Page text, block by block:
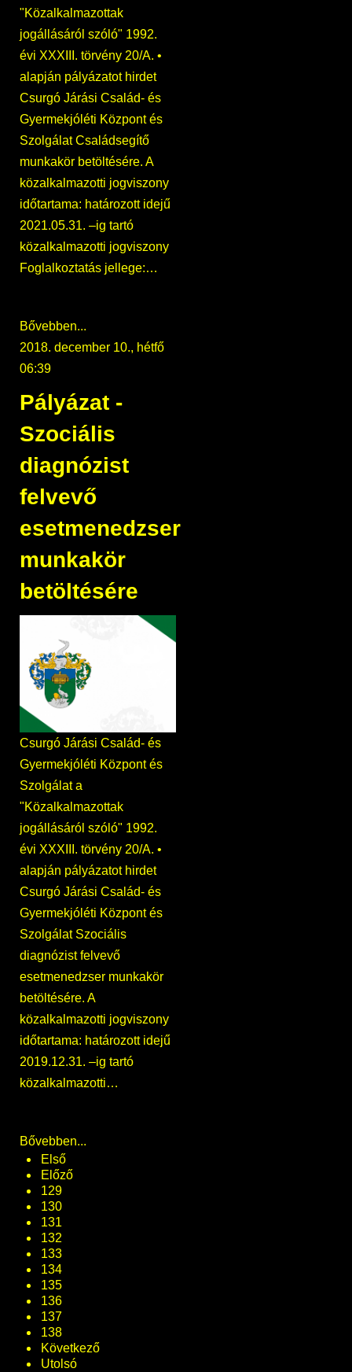
"Közalkalmazottak
jogállásáról szóló" 1992.
évi XXXIII. törvény 20/A. •
alapján pályázatot hirdet
Csurgó Járási Család- és
Gyermekjóléti Központ és
Szolgálat Családsegítő
munkakör betöltésére. A
közalkalmazotti jogviszony
időtartama: határozott idejű
2021.05.31. –ig tartó
közalkalmazotti jogviszony
Foglalkoztatás jellege:…
Bővebben...
2018. december 10., hétfő
06:39
Pályázat -
Szociális
diagnózist
felvevő
esetmenedzser
munkakör
betöltésére
Csurgó Járási Család- és
Gyermekjóléti Központ és
Szolgálat a
"Közalkalmazottak
jogállásáról szóló" 1992.
évi XXXIII. törvény 20/A. •
alapján pályázatot hirdet
Csurgó Járási Család- és
Gyermekjóléti Központ és
Szolgálat Szociális
diagnózist felvevő
esetmenedzser munkakör
betöltésére. A
közalkalmazotti jogviszony
időtartama: határozott idejű
2019.12.31. –ig tartó
közalkalmazotti…
Bővebben...
Első
Előző
129
130
131
132
133
134
135
136
137
138
Következő
Utolsó